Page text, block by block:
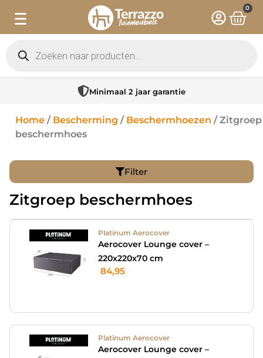
0
Minimaal 2 jaar garantie
Home / Bescherming / Beschermhoezen / Zitgroep
beschermhoes
Filter
Zitgroep beschermhoes
Platinum Aerocover
Aerocover Lounge cover –
220x220x70 cm
84,95
Platinum Aerocover
Aerocover Lounge cover –